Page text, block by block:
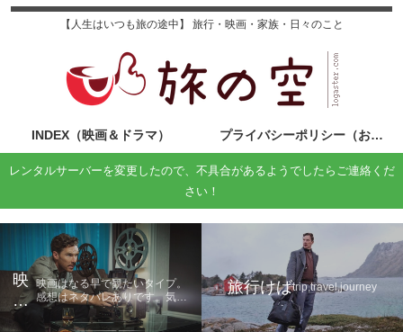
【人生はいつも旅の途中】 旅行・映画・家族・日々のこと
INDEX（映画＆ドラマ） プライバシーポリシー（お問い合わせ）
レンタルサーバーを変更したので、不具合があるようでしたらご連絡くだ
さい！
映
画
の
映画はなる早で観たいタイプ。
感想はネタバレありです。気に
なる方は鑑賞後に読んでくださ
い。
旅行けばtrip,travel,journey